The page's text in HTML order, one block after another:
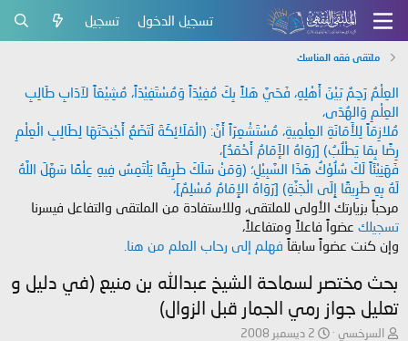
تسجيل الدخول تسجيل
ملتقى فقه المناسك
العِلْمُ رَحِمٌ بَيْنَ أَهْلِهِ، فَحَيَّ هَلاً بِكَ مُفِيْدَاً وَمُسْتَفِيْدَاً، مُشِيْعَاً لآدَابِ طَالِبِ
العِلْمِ وَالهُدَى،
مُلازِمَاً لِلأَمَانَةِ العِلْمِيةِ، مُسْتَشْعِرَاً أَنَّ: (الْمَلَائِكَةَ لَتَضَعُ أَجْنِحَتَهَا لِطَالِبِ الْعِلْمِ
رِضًا بِمَا يَطْلُبُ) [رَوَاهُ الإَمَامُ أَحْمَدُ]،
فَهَنِيْئَاً لَكَ سُلُوْكُ هَذَا السَّبِيْلِ؛ (وَمَنْ سَلَكَ طَرِيقًا يَلْتَمِسُ فِيهِ عِلْمًا سَهَّلَ اللَّهُ
لَهُ بِهِ طَرِيقًا إِلَى الْجَنَّةِ) [رَوَاهُ الإِمَامُ مُسْلِمٌ]،
مرحباً بزيارتك الأولى للملتقى، وللاستفادة من الملتقى والتفاعل فيسرنا
تسجيلك عضواً فاعلاً ومتفاعلاً،
وإن كنت عضواً سابقاً فهلم إلى رحاب العلم من هنا.
بحث مختصر لسماحة الشيخ عبدالله بن منيع (في دليل و
تعليل جواز رمي الجمار قبل الزوال)
بالسرخسي
ت2 ديسمبر 2008